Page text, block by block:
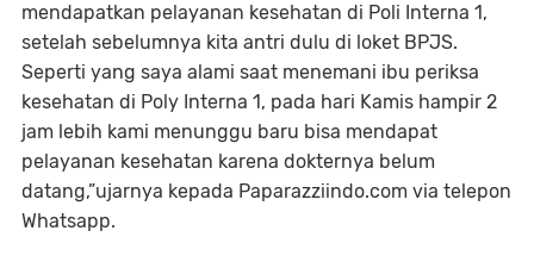
mendapatkan pelayanan kesehatan di Poli Interna 1,
setelah sebelumnya kita antri dulu di loket BPJS.
Seperti yang saya alami saat menemani ibu periksa
kesehatan di Poly Interna 1, pada hari Kamis hampir 2
jam lebih kami menunggu baru bisa mendapat
pelayanan kesehatan karena dokternya belum
datang,”ujarnya kepada Paparazziindo.com via telepon
Whatsapp.